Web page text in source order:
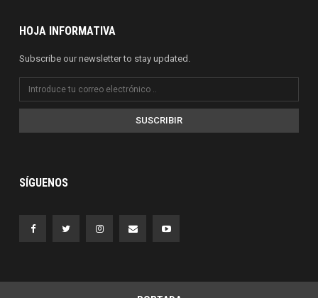
HOJA INFORMATIVA
Subscribe our newsletter to stay updated.
SUSCRIBIR
SÍGUENOS